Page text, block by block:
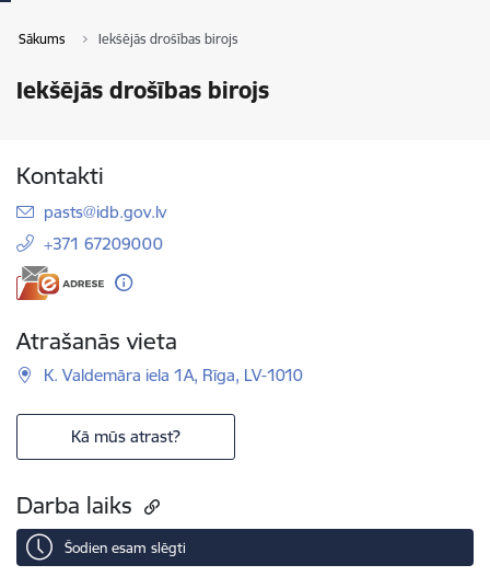
Sākums Iekšējās drošības birojs
Iekšējās drošības birojs
Kontakti
E-pasts:
pasts@idb.gov.lv
+371 67209000
Atrašanās vieta
K. Valdemāra iela 1A, Rīga, LV-1010
Kā mūs atrast?
Darba laiks
Šodien esam slēgti